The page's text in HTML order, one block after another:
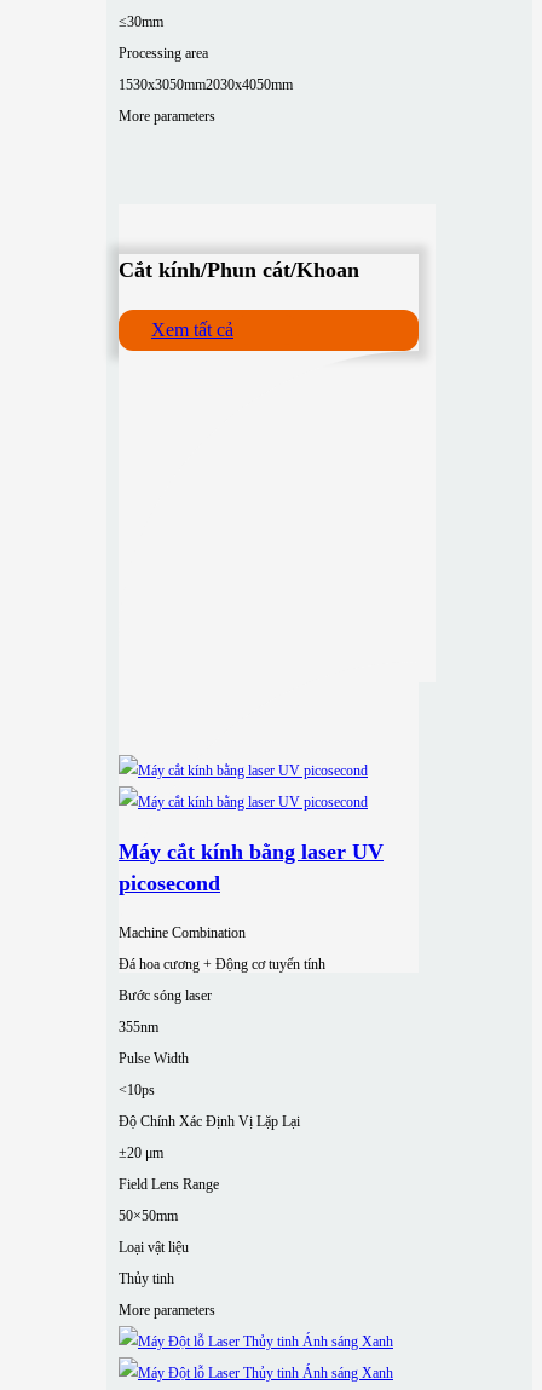
≤30mm
Processing area
1530x3050mm2030x4050mm
More parameters
Cắt kính/Phun cát/Khoan
Xem tất cả
Máy cắt kính bằng laser UV
picosecond
Machine Combination
Đá hoa cương + Động cơ tuyến tính
Bước sóng laser
355nm
Pulse Width
<10ps
Độ Chính Xác Định Vị Lặp Lại
±20 μm
Field Lens Range
50×50mm
Loại vật liệu
Thủy tinh
More parameters